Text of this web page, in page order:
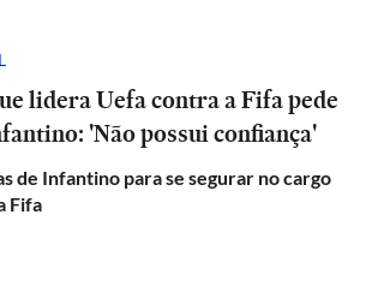
lidera Uefa contra a Fifa pede
'Não possui confiança'
de Infantino para se segurar no cargo
Fifa